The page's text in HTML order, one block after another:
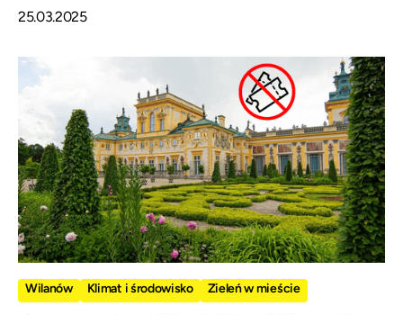
25.03.2025
Wilanów Klimat i środowisko Zieleń w mieście